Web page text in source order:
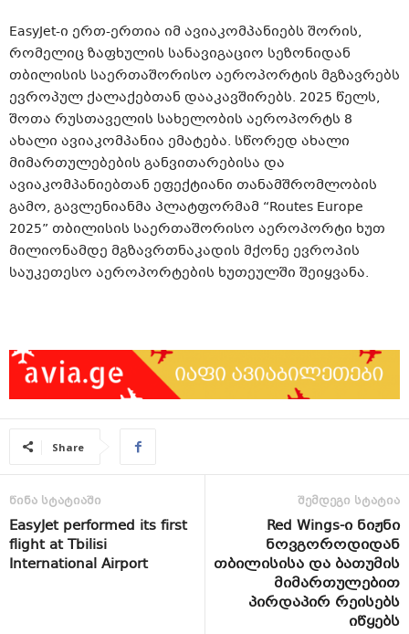
EasyJet-ი ერთ-ერთია იმ ავიაკომპანიებს შორის,
რომელიც ზაფხულის სანავიგაციო სეზონიდან
თბილისის საერთაშორისო აეროპორტის მგზავრებს
ევროპულ ქალაქებთან დააკავშირებს. 2025 წელს,
შოთა რუსთაველის სახელობის აეროპორტს 8
ახალი ავიაკომპანია ემატება. სწორედ ახალი
მიმართულებების განვითარებისა და
ავიაკომპანიებთან ეფექტიანი თანამშრომლობის
გამო, გავლენიანმა პლატფორმამ “Routes Europe
2025” თბილისის საერთაშორისო აეროპორტი ხუთ
მილიონამდე მგზავრთნაკადის მქონე ევროპის
საუკეთესო აეროპორტების ხუთეულში შეიყვანა.
Share
წინა სტატიაში
EasyJet performed its first
flight at Tbilisi
International Airport
შემდეგი სტატია
Red Wings-ი ნიჟნი
ნოვგოროდიდან
თბილისისა და ბათუმის
მიმართულებით
პირდაპირ რეისებს
იწყებს